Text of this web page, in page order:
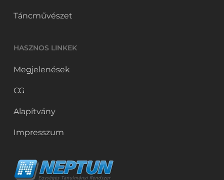
Táncművészet
HASZNOS LINKEK
Megjelenések
CG
Alapítvány
Impresszum